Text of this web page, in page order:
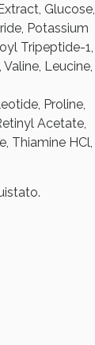
Glucose,
Potassium
Tripeptide-1,
Leucine,
Proline,
Acetate,
Thiamine HCl,